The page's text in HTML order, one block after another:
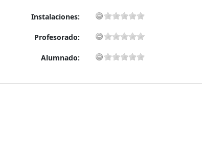
Instalaciones:
Profesorado:
Alumnado: